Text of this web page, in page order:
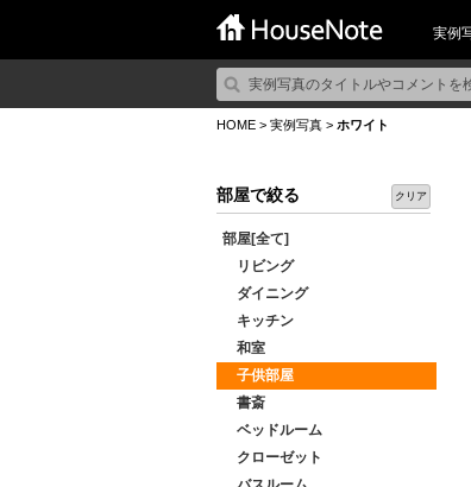
実例
HOME > 実例写真 > ホワイト
部屋で絞る クリア
部屋[全て]
リビング
ダイニング
キッチン
和室
子供部屋
書斎
ベッドルーム
クローゼット